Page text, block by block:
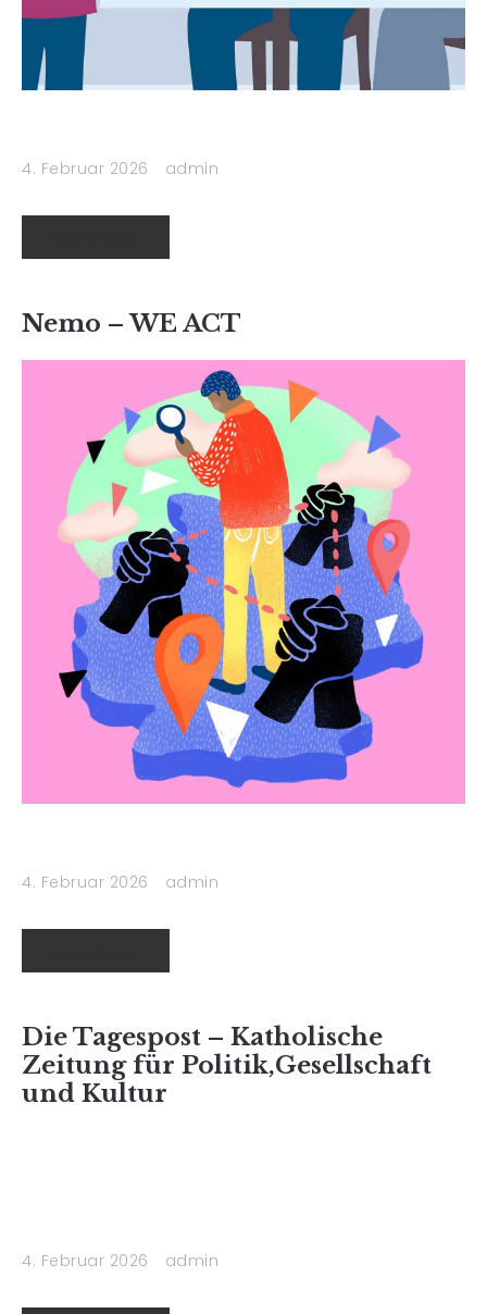
4. Februar 2026 admin
Nemo – WE ACT
4. Februar 2026 admin
Die Tagespost – Katholische
Zeitung für Politik,Gesellschaft
und Kultur
4. Februar 2026 admin